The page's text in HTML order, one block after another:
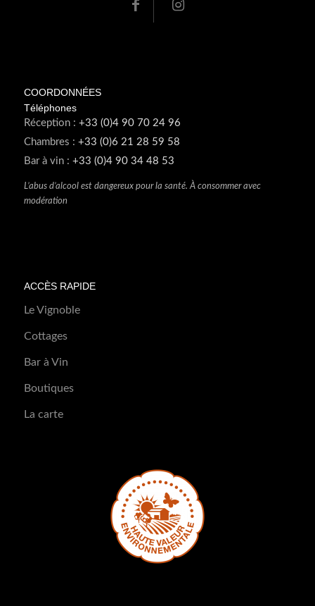
COORDONNÉES
Téléphones
Réception : +33 (0)4 90 70 24 96
Chambres : +33 (0)6 21 28 59 58
Bar à vin : +33 (0)4 90 34 48 53
L’abus d’alcool est dangereux pour la santé. À consommer avec
modération
ACCÈS RAPIDE
Le Vignoble
Cottages
Bar à Vin
Boutiques
La carte